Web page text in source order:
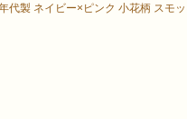
代製 ネイビー×ピンク 小花柄 スモ